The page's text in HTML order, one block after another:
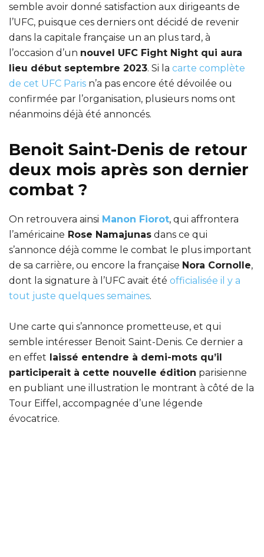
semble avoir donné satisfaction aux dirigeants de
l’UFC, puisque ces derniers ont décidé de revenir
dans la capitale française un an plus tard, à
l’occasion d’un nouvel UFC Fight Night qui aura
lieu début septembre 2023. Si la carte complète
de cet UFC Paris n’a pas encore été dévoilée ou
confirmée par l’organisation, plusieurs noms ont
néanmoins déjà été annoncés.
Benoit Saint-Denis de retour
deux mois après son dernier
combat ?
On retrouvera ainsi Manon Fiorot, qui affrontera
l’américaine Rose Namajunas dans ce qui
s’annonce déjà comme le combat le plus important
de sa carrière, ou encore la française Nora Cornolle,
dont la signature à l’UFC avait été officialisée il y a
tout juste quelques semaines.
Une carte qui s’annonce prometteuse, et qui
semble intéresser Benoit Saint-Denis. Ce dernier a
en effet laissé entendre à demi-mots qu’il
participerait à cette nouvelle édition parisienne
en publiant une illustration le montrant à côté de la
Tour Eiffel, accompagnée d’une légende
évocatrice.